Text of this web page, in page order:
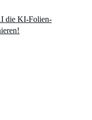
die KI-Folien-